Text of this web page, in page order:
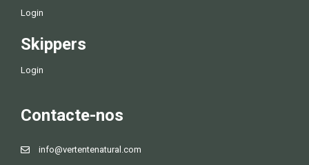
Login
Skippers
Login
Contacte-nos
info@vertentenatural.com